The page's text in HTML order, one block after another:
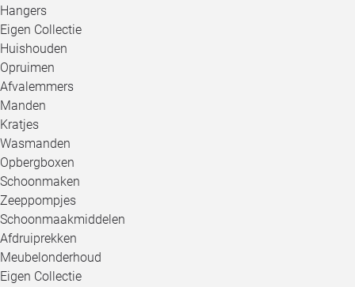
Hangers
Eigen Collectie
Huishouden
Opruimen
Afvalemmers
Manden
Kratjes
Wasmanden
Opbergboxen
Schoonmaken
Zeeppompjes
Schoonmaakmiddelen
Afdruiprekken
Meubelonderhoud
Eigen Collectie